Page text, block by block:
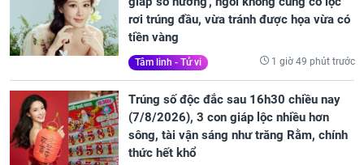
rơi trúng đầu, vừa tránh được họa vừa có
tiền vàng
Tâm linh - Tử vi 1 giờ 49 phút trước
Trúng số độc đắc sau 16h30 chiều nay
(7/8/2026), 3 con giáp lộc nhiều hơn
sông, tài vận sáng như trăng Rằm, chính
thức hết khổ